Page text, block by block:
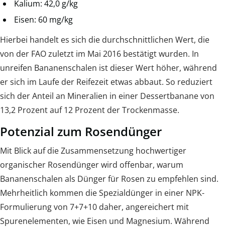
Kalium: 42,0 g/kg
Eisen: 60 mg/kg
Hierbei handelt es sich die durchschnittlichen Wert, die
von der FAO zuletzt im Mai 2016 bestätigt wurden. In
unreifen Bananenschalen ist dieser Wert höher, während
er sich im Laufe der Reifezeit etwas abbaut. So reduziert
sich der Anteil an Mineralien in einer Dessertbanane von
13,2 Prozent auf 12 Prozent der Trockenmasse.
Potenzial zum Rosendünger
Mit Blick auf die Zusammensetzung hochwertiger
organischer Rosendünger wird offenbar, warum
Bananenschalen als Dünger für Rosen zu empfehlen sind.
Mehrheitlich kommen die Spezialdünger in einer NPK-
Formulierung von 7+7+10 daher, angereichert mit
Spurenelementen, wie Eisen und Magnesium. Während